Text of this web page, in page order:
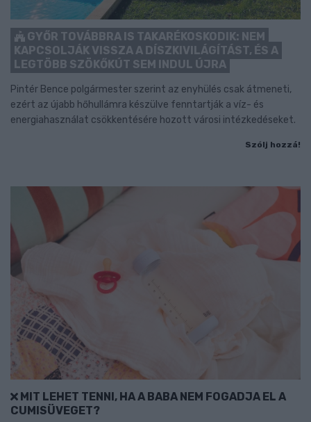
GYŐR TOVÁBBRA IS TAKARÉKOSKODIK: NEM
KAPCSOLJÁK VISSZA A DÍSZKIVILÁGÍTÁST, ÉS A
LEGTÖBB SZÖKŐKÚT SEM INDUL ÚJRA
Pintér Bence polgármester szerint az enyhülés csak átmeneti,
ezért az újabb hőhullámra készülve fenntartják a víz- és
energiahasználat csökkentésére hozott városi intézkedéseket.
Szólj hozzá!
MIT LEHET TENNI, HA A BABA NEM FOGADJA EL A
CUMISÜVEGET?